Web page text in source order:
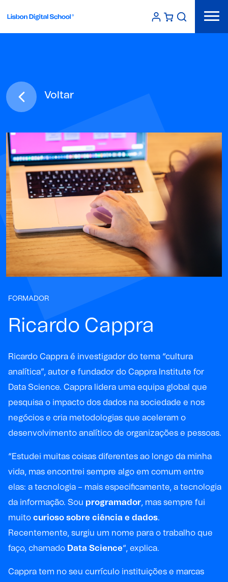
Voltar
FORMADOR
Ricardo Cappra
Ricardo Cappra é investigador do tema “cultura
analítica”, autor e fundador do Cappra Institute for
Data Science. Cappra lidera uma equipa global que
pesquisa o impacto dos dados na sociedade e nos
negócios e cria metodologias que aceleram o
desenvolvimento analítico de organizações e pessoas.
“Estudei muitas coisas diferentes ao longo da minha
vida, mas encontrei sempre algo em comum entre
elas: a tecnologia – mais especificamente, a tecnologia
da informação. Sou programador, mas sempre fui
muito curioso sobre ciência e dados.
Recentemente, surgiu um nome para o trabalho que
faço, chamado Data Science“, explica.
Cappra tem no seu currículo instituições e marcas